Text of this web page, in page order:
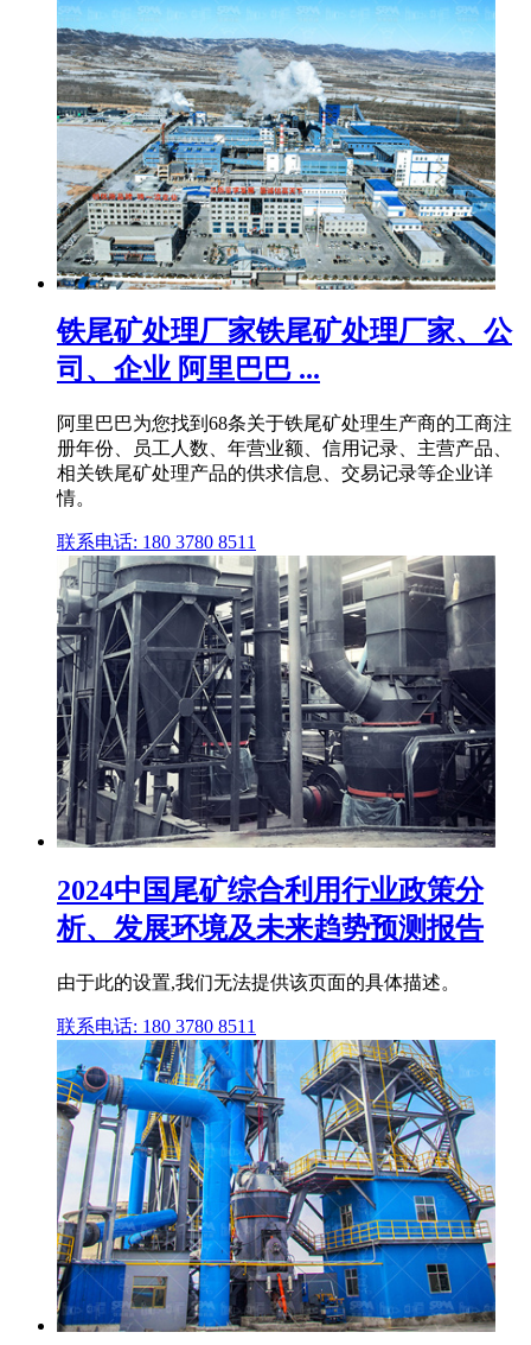
铁尾矿处理厂家铁尾矿处理厂家、公
司、企业 阿里巴巴 ...
阿里巴巴为您找到68条关于铁尾矿处理生产商的工商注
册年份、员工人数、年营业额、信用记录、主营产品、
相关铁尾矿处理产品的供求信息、交易记录等企业详
情。
联系电话: 180 3780 8511
2024中国尾矿综合利用行业政策分
析、发展环境及未来趋势预测报告
由于此的设置,我们无法提供该页面的具体描述。
联系电话: 180 3780 8511